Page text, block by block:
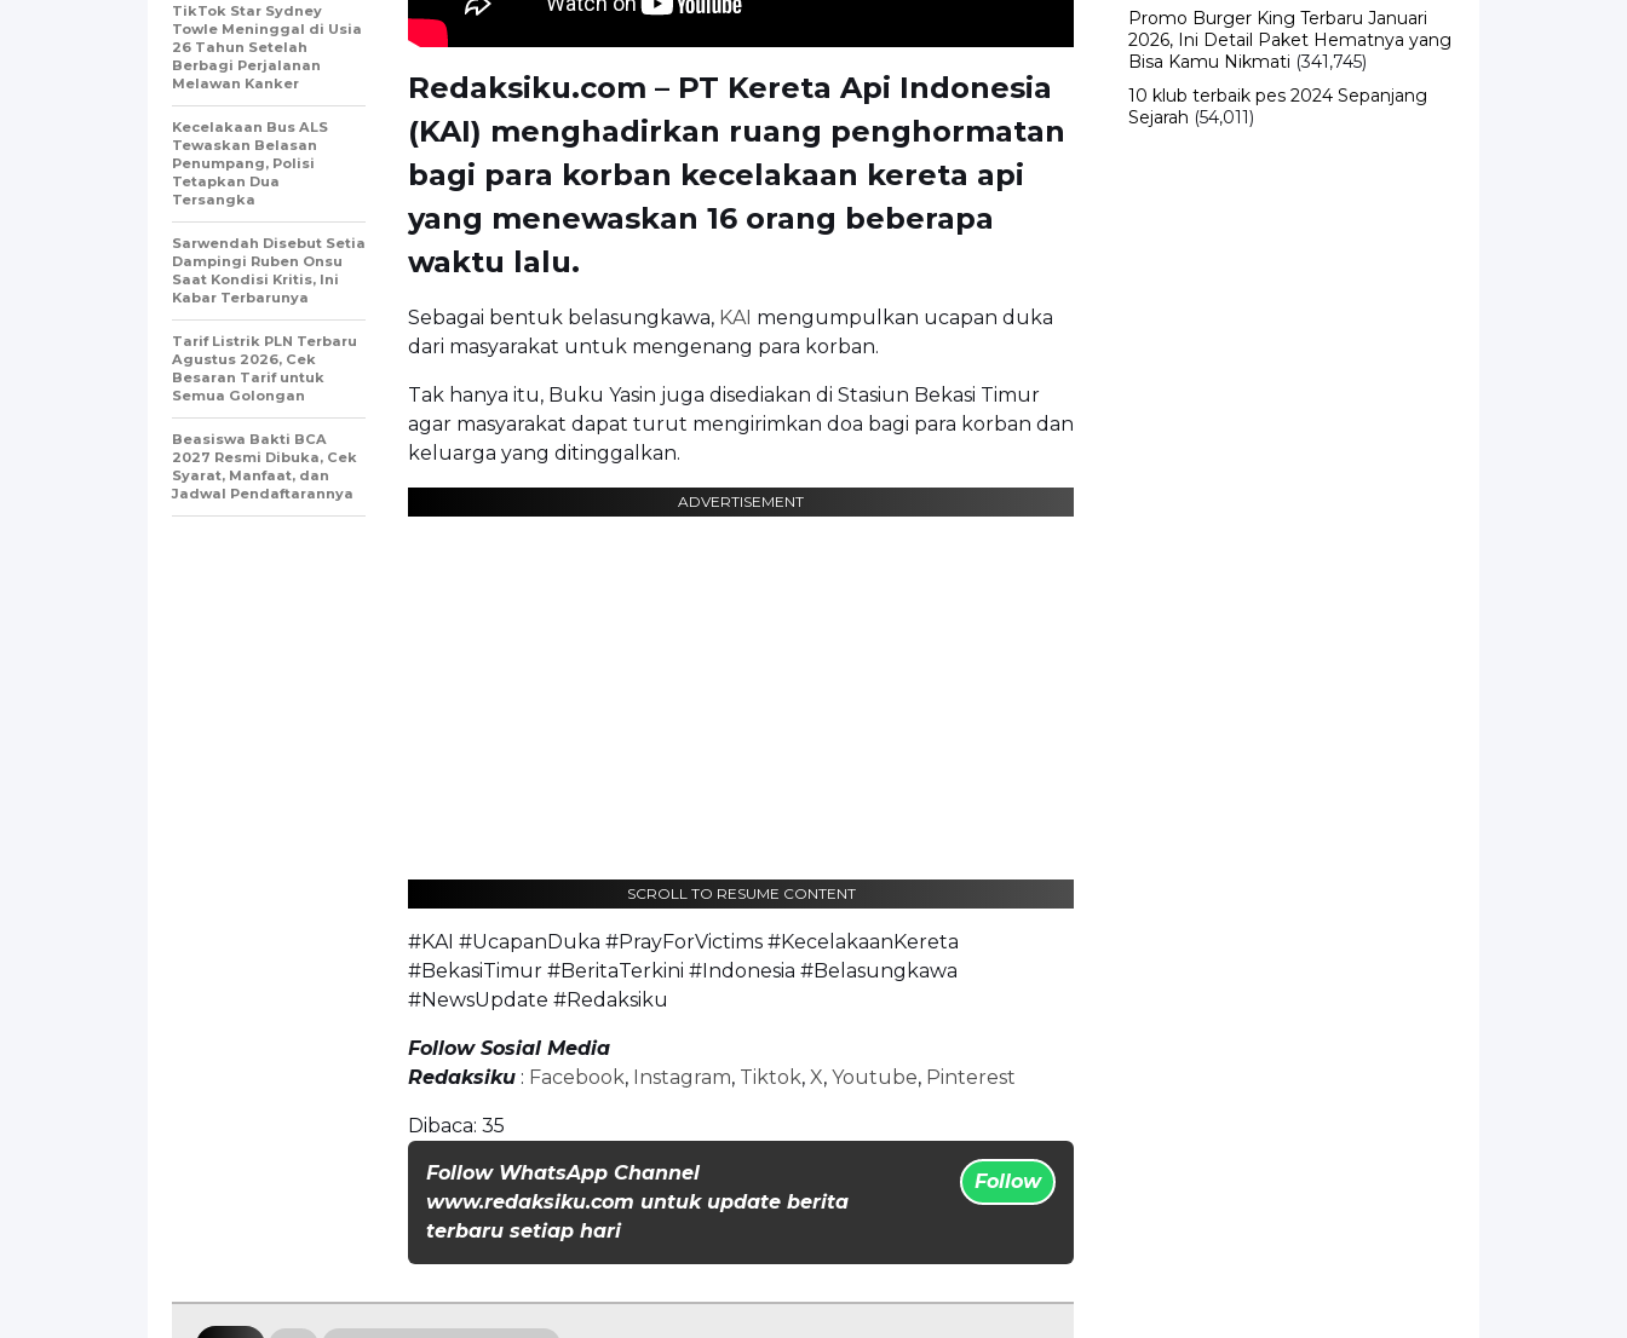
Redaksiku.com – PT Kereta Api Indonesia
(KAI) menghadirkan ruang penghormatan
bagi para korban kecelakaan kereta api
yang menewaskan 16 orang beberapa
waktu lalu.
Sebagai bentuk belasungkawa, KAI mengumpulkan ucapan duka
dari masyarakat untuk mengenang para korban.
Tak hanya itu, Buku Yasin juga disediakan di Stasiun Bekasi Timur
agar masyarakat dapat turut mengirimkan doa bagi para korban dan
keluarga yang ditinggalkan.
ADVERTISEMENT
SCROLL TO RESUME CONTENT
#KAI #UcapanDuka #PrayForVictims #KecelakaanKereta
#BekasiTimur #BeritaTerkini #Indonesia #Belasungkawa
#NewsUpdate #Redaksiku
Follow Sosial Media
Redaksiku : Facebook, Instagram, Tiktok, X, Youtube, Pinterest
Dibaca: 35
Follow WhatsApp Channel
www.redaksiku.com untuk update berita
terbaru setiap hari
Follow
TikTok Star Sydney
Towle Meninggal di Usia
26 Tahun Setelah
Berbagi Perjalanan
Melawan Kanker
Kecelakaan Bus ALS
Tewaskan Belasan
Penumpang, Polisi
Tetapkan Dua
Tersangka
Sarwendah Disebut Setia
Dampingi Ruben Onsu
Saat Kondisi Kritis, Ini
Kabar Terbarunya
Tarif Listrik PLN Terbaru
Agustus 2026, Cek
Besaran Tarif untuk
Semua Golongan
Beasiswa Bakti BCA
2027 Resmi Dibuka, Cek
Syarat, Manfaat, dan
Jadwal Pendaftarannya
Promo Burger King Terbaru Januari
2026, Ini Detail Paket Hematnya yang
Bisa Kamu Nikmati (341,745)
10 klub terbaik pes 2024 Sepanjang
Sejarah (54,011)